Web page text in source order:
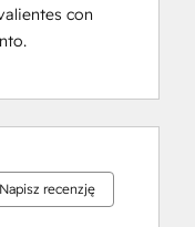
con
Napisz recenzję